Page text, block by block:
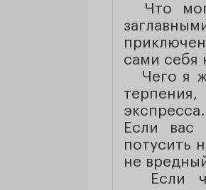
Что
сами себя
Чего я
экспресса.
Если вас
потусить
не
Если